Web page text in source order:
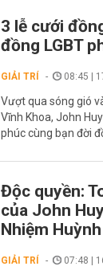
3 lễ cưới
đồng LGBT
GIẢI TRÍ 08:45 |
Vượt qua sóng gió
Vĩnh Khoa, John
phúc cùng bạn đời
Độc quyền:
của John
Nhiệm Huỳnh
GIẢI TRÍ 07:48 |